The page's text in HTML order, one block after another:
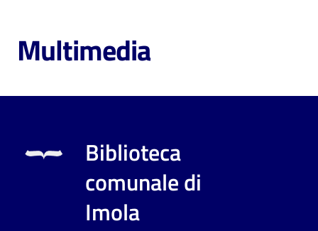
Cosa
puoi
Multimedia
Biblioteca
comunale di
Imola